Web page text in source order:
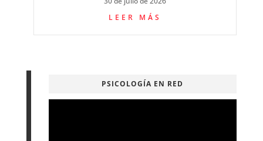
LEER MÁS
PSICOLOGÍA EN RED